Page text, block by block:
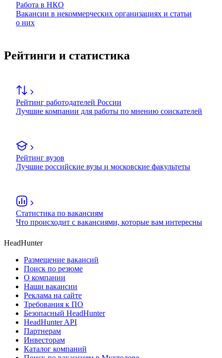
Работа в НКО
Вакансии в некоммерческих организациях и статьи
о них
Рейтинги и статистика
Рейтинг работодателей России
Лучшие компании для работы по мнению соискателей
Рейтинг вузов
Лучшие российские вузы и московские факультеты
Статистика по вакансиям
Что происходит с вакансиями, которые вам интересны
HeadHunter
Размещение вакансий
Поиск по резюме
О компании
Наши вакансии
Реклама на сайте
Требования к ПО
Безопасный HeadHunter
HeadHunter API
Партнерам
Инвесторам
Каталог компаний